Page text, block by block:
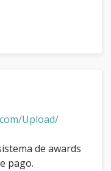
Upload/
de awards
pago.